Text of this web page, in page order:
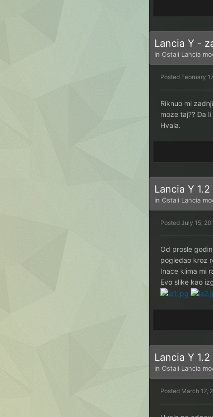
Lancia Y -
in Ostali Lancia
Posted February
Riknuo mi
moze taj?? Da
Hvala.
Lancia Y
in Ostali Lancia
PostedJuly 15,
Od prosle
pogledao kroz
Inace klima mi
Evo slike kao
Lancia Y
in Ostali Lancia
Posted March 17,